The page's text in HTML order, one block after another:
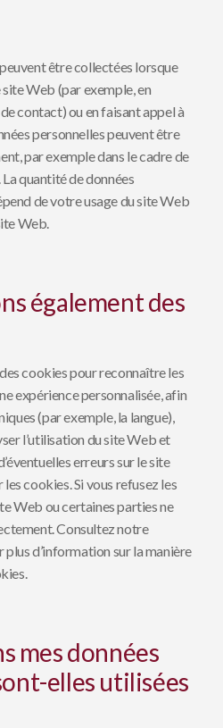
être collectées lorsque
Web (par exemple, en
contact) ou en faisant appel à
personnelles peuvent être
par exemple dans le cadre de
quantité de données
de votre usage du site Web
Web.
également des
cookies pour reconnaître les
expérience personnalisée, afin
(par exemple, la langue),
l’utilisation du site Web et
erreurs sur le site
cookies. Si vous refusez les
Web ou certaines parties ne
Consultez notre
d’information sur la manière
mes données
elles utilisées